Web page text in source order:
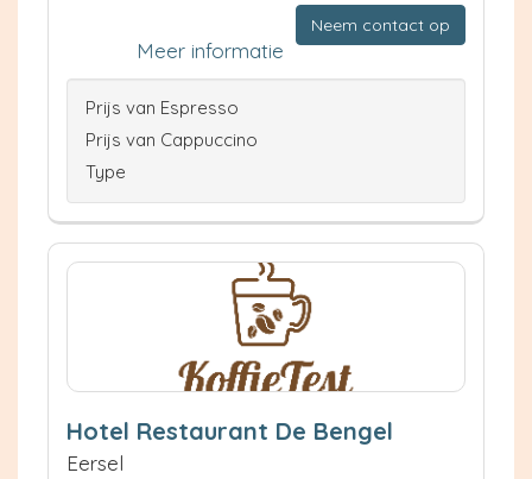
Neem contact op
Meer informatie
Prijs van Espresso
Prijs van Cappuccino
Type
Hotel Restaurant De Bengel
Eersel